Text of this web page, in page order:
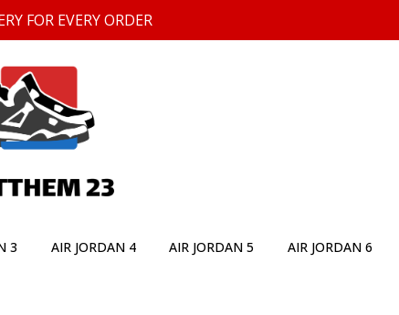
FOR EVERY ORDER
3 AIR JORDAN 4 AIR JORDAN 5 AIR JORDAN 6